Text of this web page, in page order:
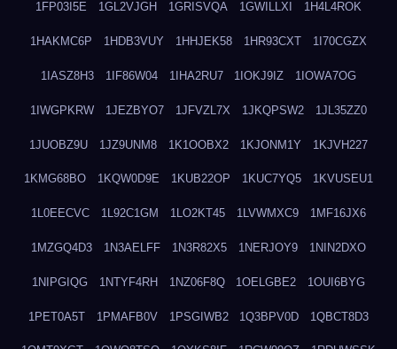
1FP03I5E 1GL2VJGH 1GRISVQA 1GWILLXI 1H4L4ROK
1HAKMC6P 1HDB3VUY 1HHJEK58 1HR93CXT 1I70CGZX
1IASZ8H3 1IF86W04 1IHA2RU7 1IOKJ9IZ 1IOWA7OG
1IWGPKRW 1JEZBYO7 1JFVZL7X 1JKQPSW2 1JL35ZZ0
1JUOBZ9U 1JZ9UNM8 1K1OOBX2 1KJONM1Y 1KJVH227
1KMG68BO 1KQW0D9E 1KUB22OP 1KUC7YQ5 1KVUSEU1
1L0EECVC 1L92C1GM 1LO2KT45 1LVWMXC9 1MF16JX6
1MZGQ4D3 1N3AELFF 1N3R82X5 1NERJOY9 1NIN2DXO
1NIPGIQG 1NTYF4RH 1NZ06F8Q 1OELGBE2 1OUI6BYG
1PET0A5T 1PMAFB0V 1PSGIWB2 1Q3BPV0D 1QBCT8D3